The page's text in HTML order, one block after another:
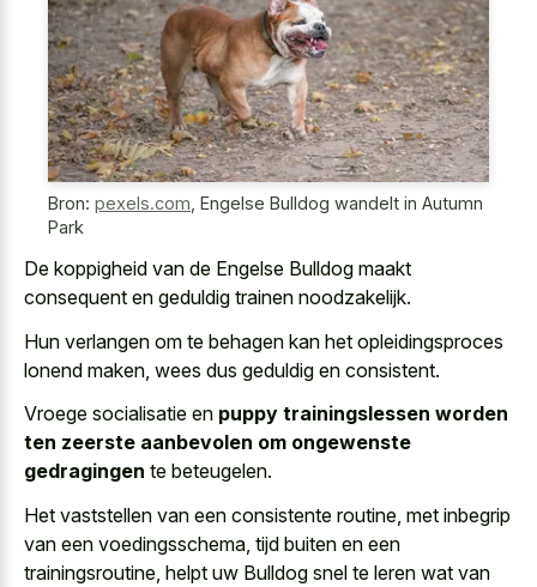
Bron: pexels.com Engelse Bulldog wandelt in Autumn
Park
De koppigheid van de Engelse Bulldog maakt
consequent en geduldig trainen noodzakelijk.
Hun verlangen om te behagen kan het opleidingsproces
lonend maken, wees dus geduldig en consistent.
Vroege socialisatie en puppy trainingslessen worden
ten zeerste aanbevolen om ongewenste
gedragingen te beteugelen.
Het vaststellen van een consistente routine, met inbegrip
van een voedingsschema, tijd buiten en een
trainingsroutine, helpt uw Bulldog snel te leren wat van